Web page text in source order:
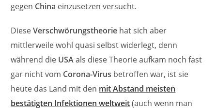
gegen China einzusetzen versucht.
DieseVerschwörungstheorie hat sich aber
mittlerweile wohl quasi selbst widerlegt, denn
während die USAals diese Theorie aufkam noch fast
gar nicht vom Corona-Virus betroffen war, ist sie
heute das Land mit den mit Abstand meisten
bestätigten Infektionen weltweit(auch wenn man